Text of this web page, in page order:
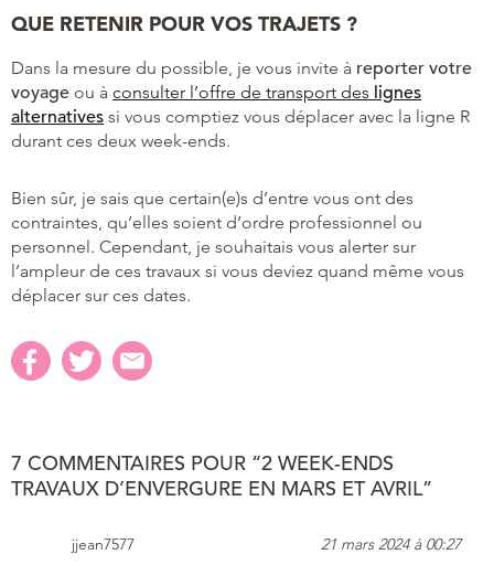
QUE RETENIR POUR VOS TRAJETS ?
Dans la mesure du possible, je vous invite à reporter votre
voyage ou à consulter l’offre de transport des lignes
alternatives si vous comptiez vous déplacer avec la ligne R
durant ces deux week-ends.
Bien sûr, je sais que certain(e)s d’entre vous ont des
contraintes, qu’elles soient d’ordre professionnel ou
personnel. Cependant, je souhaitais vous alerter sur
l’ampleur de ces travaux si vous deviez quand même vous
déplacer sur ces dates.
7 COMMENTAIRES POUR “2 WEEK-ENDS
TRAVAUX D’ENVERGURE EN MARS ET AVRIL”
jjean7577 21 mars 2024 à 00:27